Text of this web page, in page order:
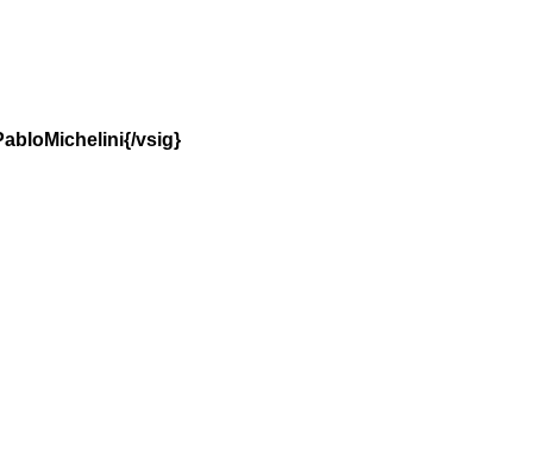
vsig}